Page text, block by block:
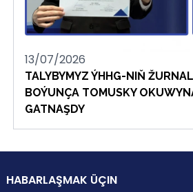
13/07/2026
TALYBYMYZ ÝHHG-NIŇ
BOÝUNÇA TOMUSKY
GATNAŞDY
HABARLAŞMAK ÜÇIN